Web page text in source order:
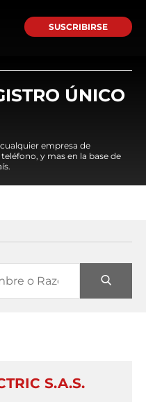
SUSCRIBIRSE
ÚNICO
empresa de
y mas en la base de
S.A.S.